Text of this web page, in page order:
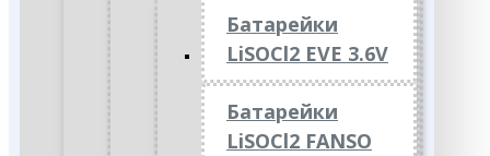
Батарейки
LiSOCl2 EVE 3.6V
Батарейки
LiSOCl2 FANSO